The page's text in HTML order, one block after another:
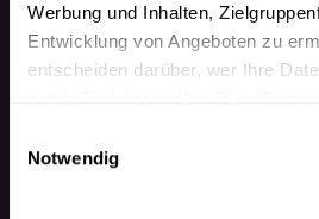
Werbung und Inhalten,
Entwicklung von Angeboten zu
entscheiden darüber, wer Ihre
Trigger Symbol ändern oder
Notwendig
Höhenstufen der
7,5cm / 9cm / 11cm /